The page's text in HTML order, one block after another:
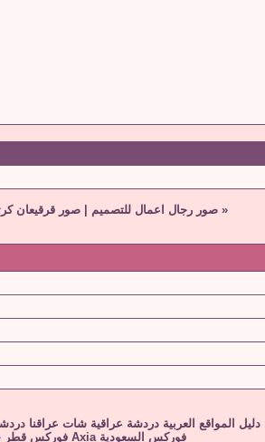
« صور رجال اعمال للتصميم |صور قرقيعان
دليل المواقع العربية دردشة عراقية شات عراقنا
فوركس السعودية Axia فوركس قطر